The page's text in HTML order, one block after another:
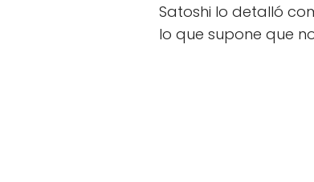
Satoshi lo detalló
lo que supone que